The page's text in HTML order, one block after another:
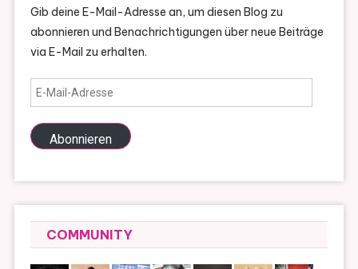
Gib deine E-Mail-Adresse an, um diesen Blog zu
abonnieren und Benachrichtigungen über neue Beiträge
via E-Mail zu erhalten.
E-
Mail-
Adresse
Abonnieren
COMMUNITY